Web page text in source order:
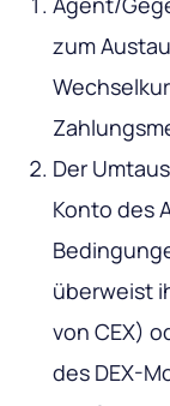
zum
Der
Konto des
überweist
von CEX)
des DEX-